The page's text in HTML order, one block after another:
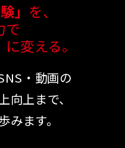
」 を、
で
に変える。
・動画の
向上まで、
みます。